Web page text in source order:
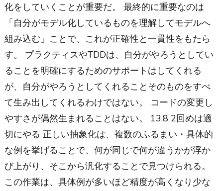
化をしていくことが重要だ。 最終的に重要なのは
「自分がモデル化しているものを理解してモデルへ
組み込む」ことで、これが正確性と一貫性をもたら
す。 プラクティスやTDDは、自分がやろうとしてい
ることを明確にするためのサポートはしてくれる
が、自分がやろうとしてくれることそのものをすべ
て生み出してくれるわけではない。 コードの変更し
やすさが偶然生まれることはない。 13.8 2回めは適
切にやる 正しい抽象化は、複数のふるまい・具体的
な例を挙げることで、何が同じで何が違うかが浮か
び上がり、そこから汎化することで見つけられる。
この作業は、具体例が多いほど精度が高くなり少な